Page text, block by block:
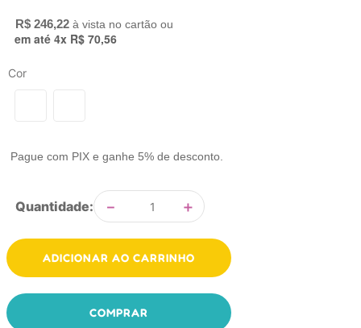
R$ 246,22
em até 4x R$ 70,56
Cor
Pague com PIX e ganhe 5% de desconto.
Quantidade ＋
－
ADICIONAR AO CARRINHO
COMPRAR